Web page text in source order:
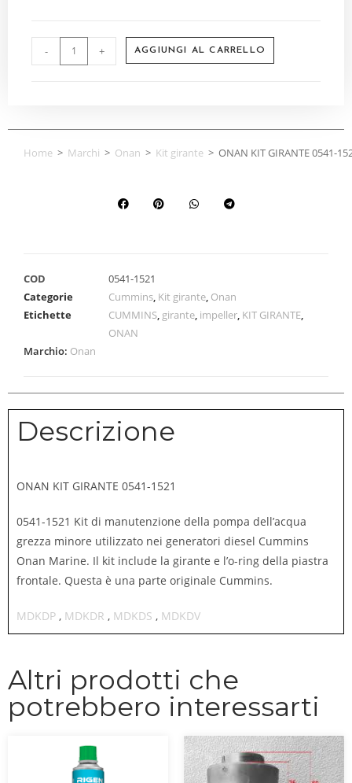
- + AGGIUNGI AL CARRELLO
Home > Marchi > Onan > Kit girante > ONAN KIT GIRANTE 0541-
COD
0541-1521
Categorie
Cummins, Kit girante, Onan
Etichette
CUMMINS, girante, impeller, KIT GIRANTE,
ONAN
Marchio: Onan
Descrizione
ONAN KIT GIRANTE 0541-1521
0541-1521 Kit di manutenzione della pompa dell’acqua
grezza minore utilizzato nei generatori diesel Cummins
Onan Marine. Il kit include la girante e l’o-ring della piastra
frontale. Questa è una parte originale Cummins.
MDKDP , MDKDR , MDKDS , MDKDV
Altri prodotti che
potrebbero interessarti